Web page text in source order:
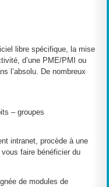
libre spécifique, la mise
d’une PME/PMI ou
l’absolu. De nombreux
– groupes
intranet, procède à une
faire bénéficier du
de modules de